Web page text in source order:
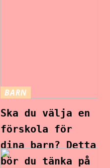
BARN
Ska du välja en
förskola för
dina barn? Detta
bör du tänka på